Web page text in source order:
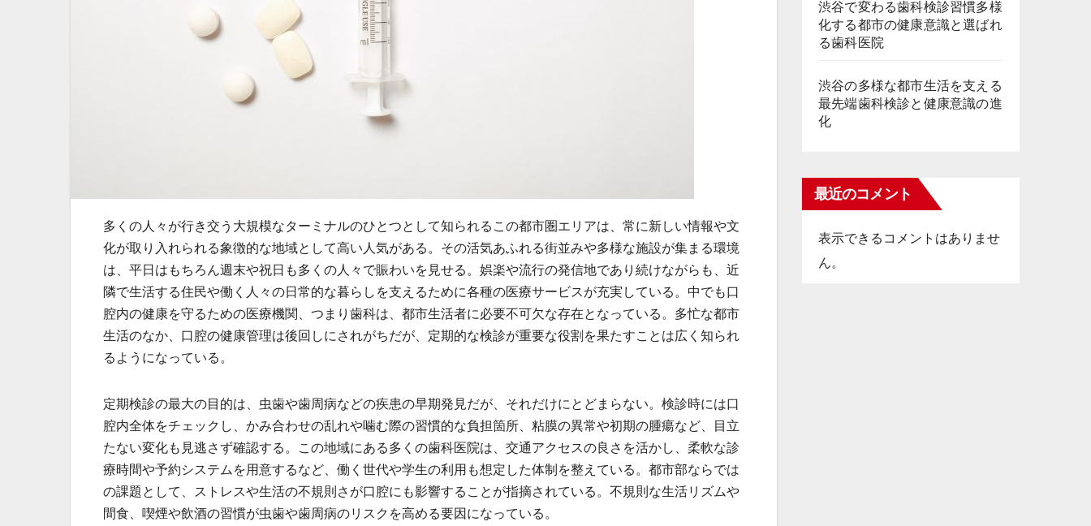
多くの人々が行き交う大規模なターミナルのひとつとして知られるこの都市圏エリアは、常に新しい情報や文
化が取り入れられる象徴的な地域として高い人気がある。 その活気あふれる街並みや多様な施設が集まる環境
は、平日はもちろん週末や祝日も多くの人々で賑わいを見せる。娯楽や流行の発信地であり続けながらも、近
隣で生活する住民や働く人々の日常的な暮らしを支えるために各種の医療サービスが充実している。中でも口
腔内の健康を守るための医療機関、つまり歯科は、都市生活者に必要不可欠な存在となっている。多忙な都市
生活のなか、口腔の健康管理は後回しにされがちだが、定期的な検診が重要な役割を果たすことは広く知られ
るようになっている。
定期検診の最大の目的は、虫歯や歯周病などの疾患の早期発見だが、それだけにとどまらない。検診時には口
腔内全体をチェックし、かみ合わせの乱れや噛む際の習慣的な負担箇所、粘膜の異常や初期の腫瘍など、目立
たない変化も見逃さず確認する。この地域にある多くの歯科医院は、交通アクセスの良さを活かし、柔軟な診
療時間や予約システムを用意するなど、働く世代や学生の利用も想定した体制を整えている。都市部ならでは
の課題として、ストレスや生活の不規則さが口腔にも影響することが指摘されている。不規則な生活リズムや
間食、喫煙や飲酒の習慣が虫歯や歯周病のリスクを高める要因になっている。
渋谷で変わる歯科検診習慣多様
化する都市の健康意識と選ばれ
る歯科医院
渋谷の多様な都市生活を支える
最先端歯科検診と健康意識の進
化
最近のコメント
表示できるコメントはありませ
ん。